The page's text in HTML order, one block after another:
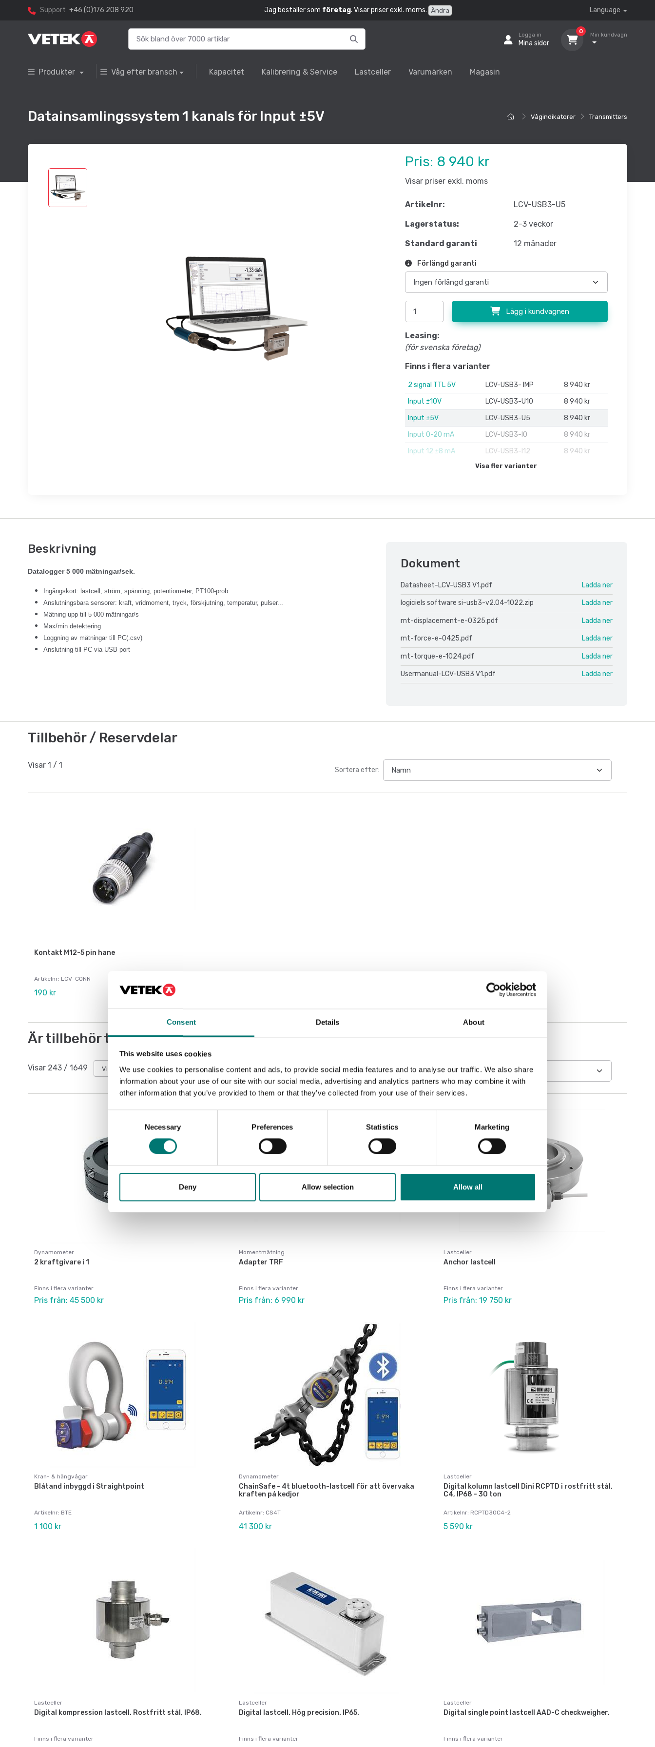
Consent Details About
This website uses cookies
We use cookies to personalise content and ads, to provide social media features and to analyse our traffic. We also share
information about your use of our site with our social media, advertising and analytics partners who may combine it with
other information that you’ve provided to them or that they’ve collected from your use of their services.
Necessary Preferences Statistics Marketing
Deny Allow selection Allow all
Support +46 (0)176 208 920 Jag beställer som företag. Visar priser exkl. moms. Ändra Language
Logga in
Mina sidor
0
Min kundvagn
Produkter Våg efter bransch Kapacitet Kalibrering & Service Lastceller Varumärken Magasin
Vågindikatorer Transmitters
Datainsamlingssystem 1 kanals för Input ±5V
Pris: 8 940 kr
Visar priser exkl. moms
Artikelnr: LCV-USB3-U5
Lagerstatus: 2-3 veckor
Standard garanti 12 månader
Förlängd garanti
Lägg i kundvagnen
Leasing:
(för svenska företag)
Finns i flera varianter
2 signal TTL 5V LCV-USB3- IMP
8 940 kr
Input ±10V
LCV-USB3-U10
8 940 kr
Input ±5V
LCV-USB3-U5
8 940 kr
Input 0-20 mA
LCV-USB3-I0
8 940 kr
Input 12 ±8 mA
LCV-USB3-I12 8 940 kr
Visa fler varianter
Beskrivning
Datalogger 5 000 mätningar/sek.
Ingångskort: lastcell, ström, spänning, potentiometer, PT100-prob
Anslutningsbara sensorer: kraft, vridmoment, tryck, förskjutning, temperatur, pulser...
Mätning upp till 5 000 mätningar/s
Max/min detektering
Loggning av mätningar till PC(.csv)
Anslutning till PC via USB-port
Dokument
Datasheet-LCV-USB3 V1.pdf Ladda ner
logiciels software si-usb3-v2.04-1022.zip Ladda ner
mt-displacement-e-0325.pdf Ladda ner
mt-force-e-0425.pdf Ladda ner
mt-torque-e-1024.pdf Ladda ner
Usermanual-LCV-USB3 V1.pdf Ladda ner
Tillbehör / Reservdelar
Visar 1 / 1
Sortera efter:
Kontakt M12-5 pin hane
Artikelnr: LCV-CONN
190 kr
Är tillbehör till
Visar 243 / 1649 Visa alla Sortera efter:
Dynamometer
2 kraftgivare i 1
Finns i flera varianter
Pris från: 45 500 kr
Momentmätning
Adapter TRF
Finns i flera varianter
Pris från: 6 990 kr
Lastceller
Anchor lastcell
Finns i flera varianter
Pris från: 19 750 kr
Kran- & hängvågar
Blåtand inbyggd i Straightpoint
Artikelnr: BTE
1 100 kr
Dynamometer
ChainSafe - 4t bluetooth-lastcell för att övervaka
kraften på kedjor
Artikelnr: CS4T
41 300 kr
Lastceller
Digital kolumn lastcell Dini RCPTD i rostfritt stål,
C4, IP68 - 30 ton
Artikelnr: RCPTD30C4-2
5 590 kr
Lastceller
Digital kompression lastcell. Rostfritt stål, IP68.
Finns i flera varianter
Lastceller
Digital lastcell. Hög precision. IP65.
Finns i flera varianter
Lastceller
Digital single point lastcell AAD-C checkweigher.
Finns i flera varianter